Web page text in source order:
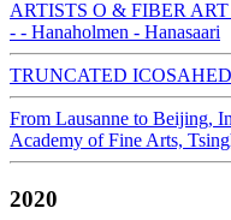
ARTISTS O & FIBER
- - Hanaholmen - Hanasaari
TRUNCATED
From Lausanne to Beijing,
Academy of Fine Arts,
2020